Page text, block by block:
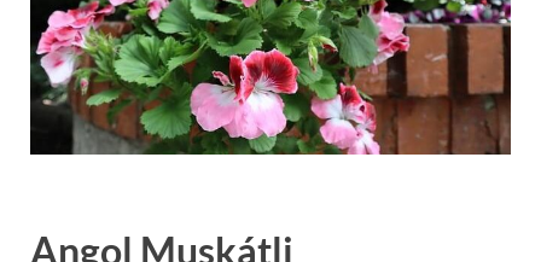
Angol Muskátli